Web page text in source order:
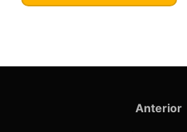
Anterior